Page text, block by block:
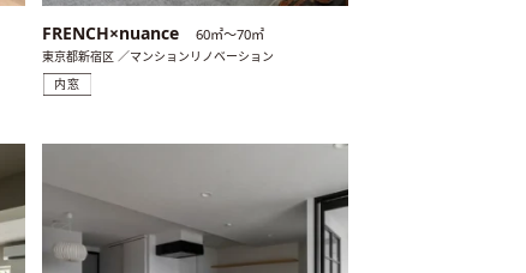
FRENCH×nuance 60㎡〜70㎡
東京都新宿区 ／マンションリノベーション
内窓